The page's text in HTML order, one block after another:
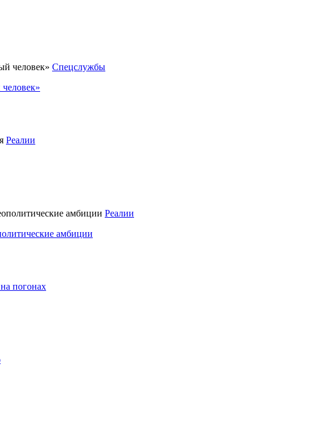
Спецслужбы
Реалии
Реалии
амбиции
погонах